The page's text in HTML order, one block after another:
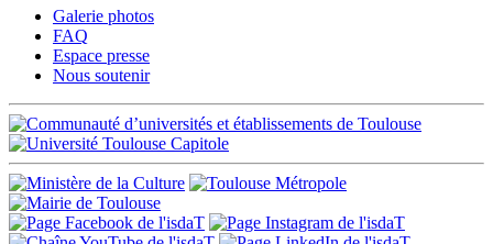
Galerie photos
FAQ
Espace presse
Nous soutenir